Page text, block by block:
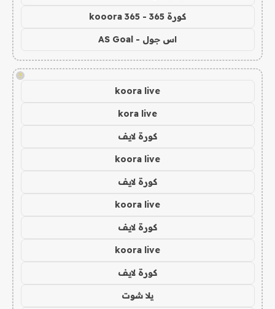
كورة 365 - kooora 365
اس جول - AS Goal
!
koora live
kora live
كورة لايف
koora live
كورة لايف
koora live
كورة لايف
koora live
كورة لايف
يلا شوت